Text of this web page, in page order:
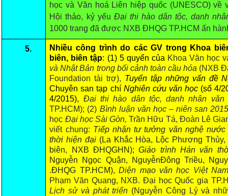
Theater and Film
Culture - History - Philosophy
BA, MA, PhD. Theses
Studies on Vietnamese and Korean Literature and Films
Modernization process in Japanese literature and in the literatures of
East-Asian region
Studies on Sinology & Nom
Vietnamese and Japanese Literature Viewed from an East Asian
To Build a Standard Orthography in Schools and the Media
80 Years of New Poetry and the Self-Reliant Literary Group
học và Văn hoá Liên hiệp quốc (UNESCO) về
Hội thảo, kỷ yếu Đại thi hào dân tộc, danh
1000 trang đã được NXB ĐHQG TP.HCM ấn
5.
Nhiều công trình do các GV trong Khoa
biên, biên tập: (1) 5 quyển của Khoa Văn học
và Nhật Bản trong bối cảnh toàn cầu hóa (NXB
Foundation tài trợ), Tuyển tập những vấn đề
Chuyên san tạp chí Nghiên cứu văn học(số 4/
4/2015), Đại thi hào dân tộc, danh nhân
TP.HCM); (2) Bình luận văn học – niên san
học Đại học Sài Gòn,Trần Hữu Tá, Đoàn Lê
viết chung: Tiếp nhận tư tưởng văn nghệ
thời hiện đại (La Khắc Hòa, Lộc Phương
biên, NXB ĐHQGHN);Giáo trình Hán văn
Nguyễn Ngọc Quận, NguyễnĐông Triều,
.ĐHQG TP.HCM),Diện mạo văn học ViệtN
Phạm Văn Quang, NXB. Đại học Quốc gia
Lịch sử và phát triển (Nguyễn Công Lý và